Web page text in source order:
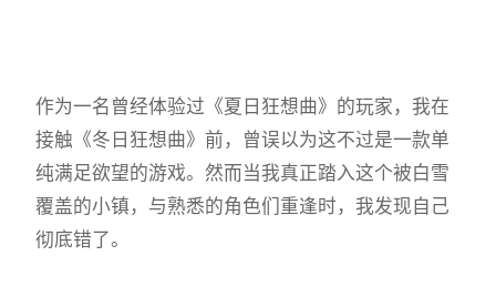
作为一名曾经体验过《夏日狂想曲》的玩家，我在
接触《冬日狂想曲》前，曾误以为这不过是一款​​单
纯满足欲望的游戏​​。然而当我真正踏入这个被白雪
覆盖的小镇，与熟悉的角色们重逢时，我发现自己
彻底错了。